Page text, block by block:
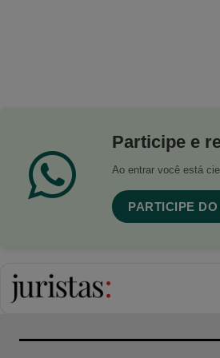
Participe e
Ao entrar você está
PARTICIPE